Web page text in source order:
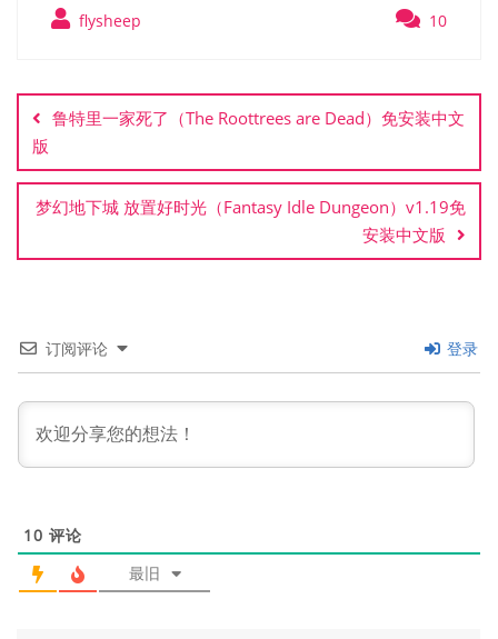
flysheep 10
章
导
航
鲁特里一家死了（The Roottrees are Dead）免安装中文
版
梦幻地下城 放置好时光（Fantasy Idle Dungeon）v1.19免
安装中文版
订阅评论 登录
10 评论
最旧